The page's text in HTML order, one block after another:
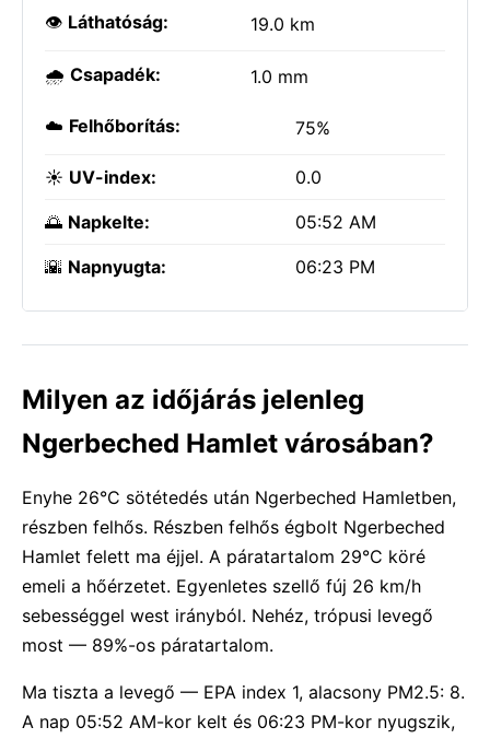
👁️ Láthatóság: 19.0 km
🌧️ Csapadék: 1.0 mm
☁️ Felhőborítás: 75%
☀️ UV-index: 0.0
🌅 Napkelte: 05:52 AM
🌇 Napnyugta: 06:23 PM
Milyen az időjárás jelenleg
Ngerbeched Hamlet városában?
Enyhe 26°C sötétedés után Ngerbeched Hamletben,
részben felhős. Részben felhős égbolt Ngerbeched
Hamlet felett ma éjjel. A páratartalom 29°C köré
emeli a hőérzetet. Egyenletes szellő fúj 26 km/h
sebességgel west irányból. Nehéz, trópusi levegő
most — 89%-os páratartalom.
Ma tiszta a levegő — EPA index 1, alacsony PM2.5: 8.
A nap 05:52 AM-kor kelt és 06:23 PM-kor nyugszik,